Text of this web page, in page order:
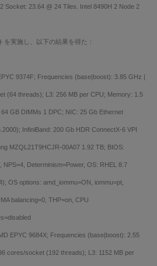
Socket: 23.64 @ 24 Tiles. Intel 8490H 2 Node 2
を実施し、以下の結果を得た：
9374F; Frequencies (base|boost): 3.85 GHz |
(64 threads); L3: 256 MB per CPU; Memory: 1.5
GB DIMMs 1 DPC; NIC: 25 Gb Ethernet
InfiniBand: 200 Gb HDR ConnectX-6 VPI
MZQL21T9HCJR-00A07 1.92 TB; BIOS:
NPS=4, Determinism=Power, OS: RHEL 8.7
OS options: amd_iommu=ON, iommu=pt,
balancing=0, THP=on, CPU
EPYC 9684X; Frequencies (base|boost): 2.55
cores/socket (192 threads); L3: 1152 MB per